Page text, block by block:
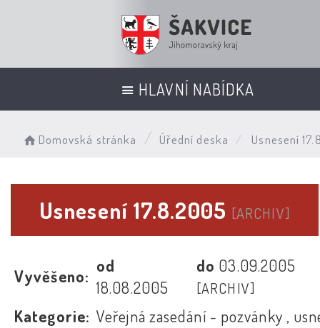
HLAVNÍ NABÍDKA
Domovská stránka Úřední deska Usnesení
Usnesení 17.8.2005 [ARCHIV]
Vyvěšeno:
od
18.08.2005
do 03.09.2005
[ARCHIV]
Kategorie: Veřejná zasedání - pozvánky ,